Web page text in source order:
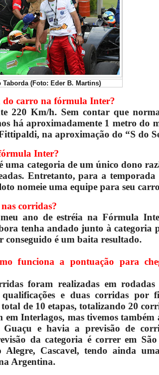
Taborda (Foto: Eder B. Martins)
do carro na fórmula Inter?
220 Km/h. Sem contar que
há aproximadamente 1 metro do
na aproximação do “S do
Inter?
categoria de um único dono
Entretanto, para a temporada
nomeie uma equipe para seu
corridas?
ano de estréia na Fórmula
tenha andado junto à categoria
conseguido é um baita resultado.
funciona a pontuação para
foram realizadas em rodadas
e duas corridas por
de 10 etapas, totalizando 20
Interlagos, mas tivemos também
e havia a previsão de
da categoria é correr em
Cascavel, tendo ainda
Argentina.